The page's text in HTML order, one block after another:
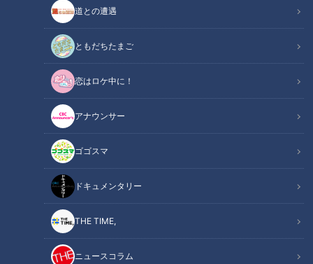
道との遭遇
ともだちたまご
恋はロケ中に！
アナウンサー
ゴゴスマ
ドキュメンタリー
THE TIME,
ニュースコラム
花咲かタイムズ
「花咲かタイムズ」記事
東海地方で名を馳せる有名店が、“新業態”のお店を続々オープ
ン！早くも行列ができる人気店となり、話題を呼んでいます。
そんな新登場したばかりの新業態店をご紹介します。
関連リンク
はこちら【10分36秒～】